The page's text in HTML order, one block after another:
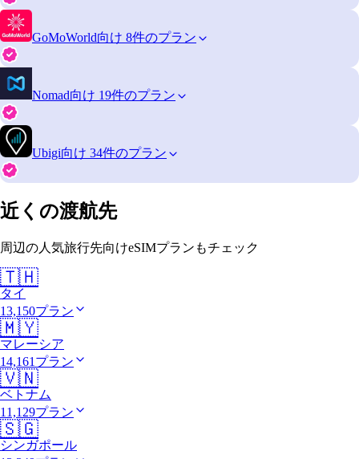
GoMoWorld向け 8件のプラン
Nomad向け 19件のプラン
Ubigi向け 34件のプラン
近くの渡航先
周辺の人気旅行先向けeSIMプランもチェック
🇹🇭
タイ
13,150プラン
🇲🇾
マレーシア
14,161プラン
🇻🇳
ベトナム
11,129プラン
🇸🇬
シンガポール